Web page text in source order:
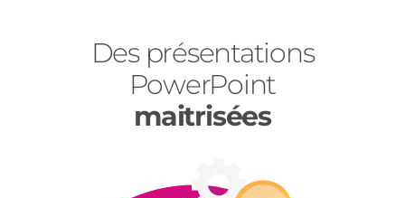
Des présentations
PowerPoint
maitrisées